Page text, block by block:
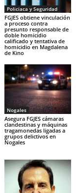
Policiaca y Seguridad
FGJES obtiene vinculación
a proceso contra
presunto responsable de
doble homicidio
calificado y tentativa de
homicidio en Magdalena
de Kino
Nogales
Asegura FGJES cámaras
clandestinas y máquinas
tragamonedas ligadas a
grupos delictivos en
Nogales